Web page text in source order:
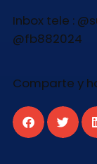
Inbox tele :
@fb882024
Comparte y